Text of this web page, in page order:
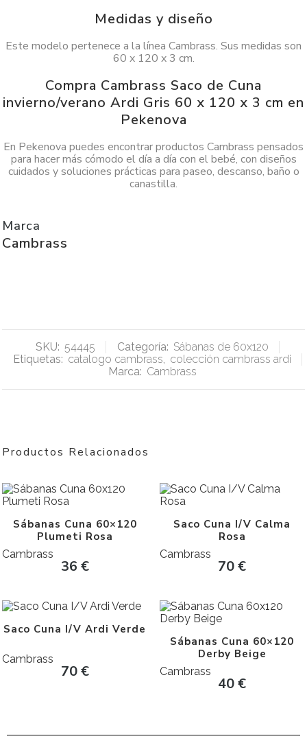
Medidas y diseño
Este modelo pertenece a la línea Cambrass. Sus medidas son
60 x 120 x 3 cm.
Compra Cambrass Saco de Cuna
invierno/verano Ardi Gris 60 x 120 x 3 cm en
Pekenova
En Pekenova puedes encontrar productos Cambrass pensados
para hacer más cómodo el día a día con el bebé, con diseños
cuidados y soluciones prácticas para paseo, descanso, baño o
canastilla.
Marca
Cambrass
SKU: 54445 Categoría: Sábanas de 60x120
Etiquetas: catalogo cambrass, colección cambrass ardi
Marca: Cambrass
Productos Relacionados
Sábanas Cuna 60×120
Plumeti Rosa
Cambrass
36 €
Saco Cuna I/V Calma
Rosa
Cambrass
70€
Saco Cuna I/V Ardi Verde
Cambrass
70€
Sábanas Cuna 60×120
Derby Beige
Cambrass
40€